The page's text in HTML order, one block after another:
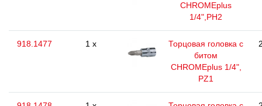
CHROMEplus
1/4",РН2
918.1477 1 x
Торцовая головка с
битом
CHROMEplus 1/4",
РZ1